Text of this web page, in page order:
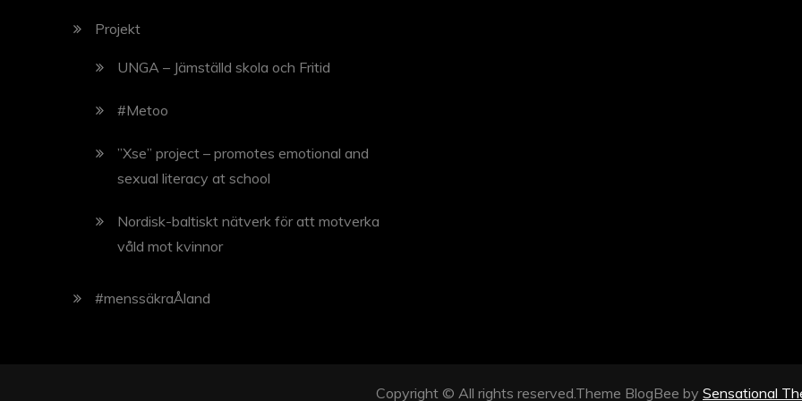
Projekt
UNGA – Jämställd skola och Fritid
#Metoo
”Xse” project – promotes emotional and
sexual literacy at school
Nordisk-baltiskt nätverk för att motverka
våld mot kvinnor
#menssäkraÅland
Copyright © All rights reserved.Theme BlogBee by Sensational